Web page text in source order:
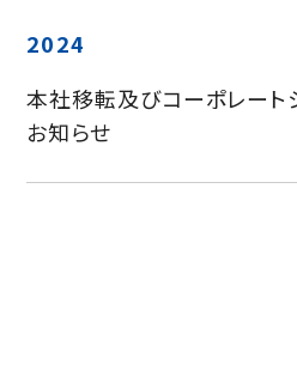
2024
本社移転及びコーポレート
お知らせ